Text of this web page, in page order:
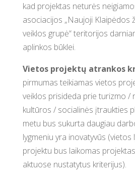
kad projektas neturės
asociacijos „Naujoji Klaipėdos
veiklos grupė“ teritorijos
aplinkos būklei.
Vietos projektų atrankos
pirmumas teikiamas vietos
veiklos prisideda prie turizmo /
kultūros / socialinės įtraukties
metu bus sukurta daugiau
lygmeniu yra inovatyvūs (vietos
projektu bus laikomas
aktuose nustatytus kriterijus).